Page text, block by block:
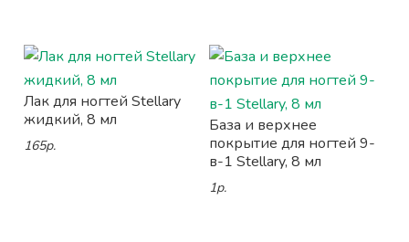
Лак для ногтей Stellary
жидкий, 8 мл
165р.
База и верхнее
покрытие для ногтей 9-
в-1 Stellary, 8 мл
1р.